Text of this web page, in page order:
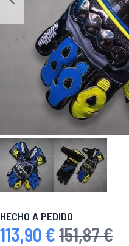
HECHO A PEDIDO
Precio especial
113,90 € Precio habitual
151,87 €